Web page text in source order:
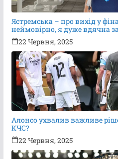
Ястремська – про вихід у
неймовірно, я дуже вдячна
22 Червня, 2025
Алонсо ухвалив важливе
КЧС?
22 Червня, 2025